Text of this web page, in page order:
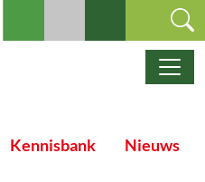
Kennisbank Nieuws